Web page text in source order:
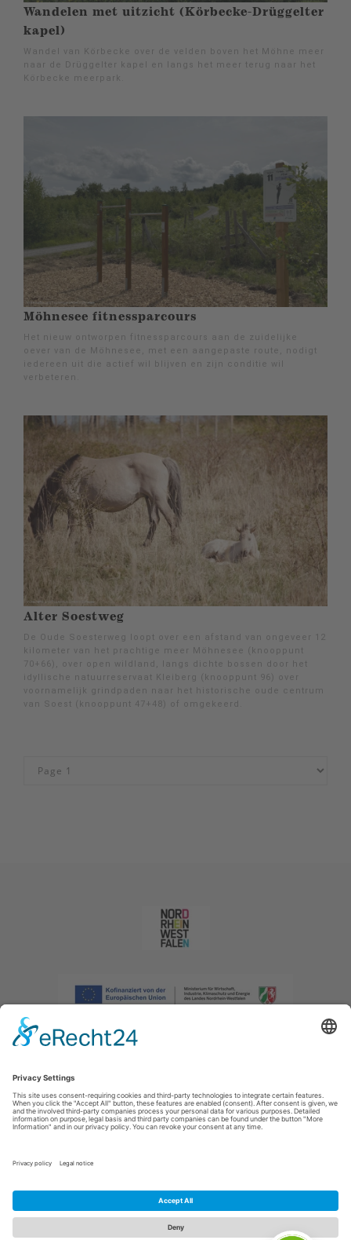
Wandelen met uitzicht (Körbecke-Drüggelter
kapel)
Wandel van Körbecke over de velden boven het Möhne meer
naar de Drüggelter kapel en langs het meer terug naar het
Körbecke meerpark.
Möhnesee fitnessparcours
Het nieuw ontworpen fitnessparcours aan de zuidelijke
oever van de Möhnesee, met een aangepaste route, nodigt
iedereen uit die actief wil blijven en zijn conditie wil
verbeteren.
Alter Soestweg
De Oude Soesterweg loopt over een afstand van ongeveer 12
kilometer van het prachtige meer Möhnesee (knooppunt
70+66), over open wildland, langs dichte bossen door het
idyllische natuurreservaat Kleiberg (knooppunt 96) over
voornamelijk grindpaden naar het historische oude centrum
van Soest (knooppunt 47+48) of omgekeerd.
Afdruk |Privacybeleid|Verklaring van toegankelijkheid
E: info@sauerland.com
Cookie-Einstellungen